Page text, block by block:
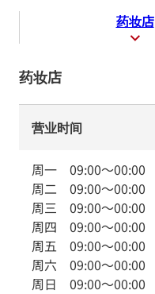
药妆店
药妆店
营业时间
周一 09:00～00:00
周二 09:00～00:00
周三 09:00～00:00
周四 09:00～00:00
周五 09:00～00:00
周六 09:00～00:00
周日 09:00～00:00